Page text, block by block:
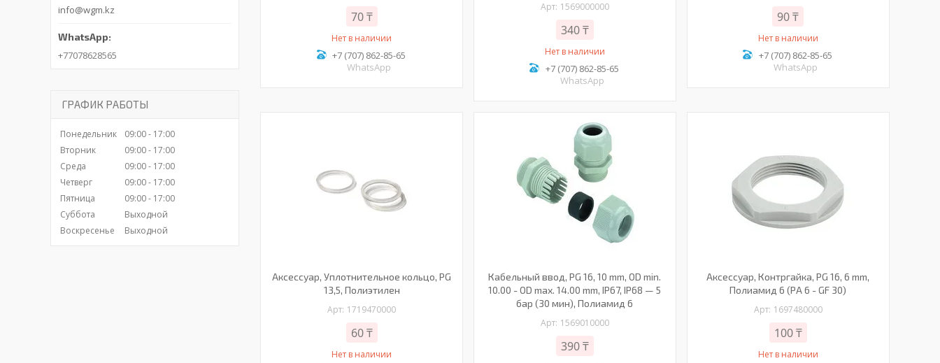
70 ₸
Нет в наличии
+7 (707) 862-85-65
WhatsApp
1569000000
340 ₸
Нет в наличии
+7 (707) 862-85-65
WhatsApp
90 ₸
Нет в наличии
+7 (707) 862-85-65
WhatsApp
Аксессуар, Уплотнительное кольцо, PG
13,5, Полиэтилен
1719470000
60 ₸
Нет в наличии
Кабельный ввод, PG 16, 10 mm, OD min.
10.00 - OD max. 14.00 mm, IP67, IP68 — 5
бар (30 мин), Полиамид 6
1569010000
390 ₸
Аксессуар, Контргайка, PG 16, 6 mm,
Полиамид 6 (PA 6 - GF 30)
1697480000
100 ₸
Нет в наличии
info@wgm.kz
+77078628565
ГРАФИК РАБОТЫ
Понедельник 09:00
17:00
Вторник
09:00
17:00
Среда
09:00
17:00
Четверг
09:00
17:00
Пятница
09:00
17:00
Суббота
Выходной
Воскресенье
Выходной